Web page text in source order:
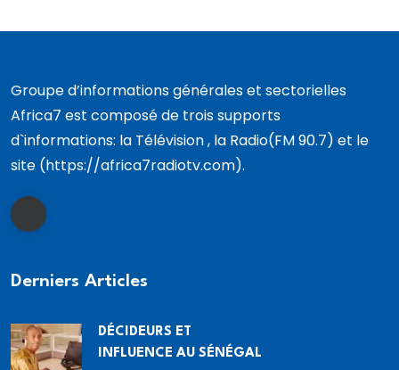
Groupe d’informations générales et sectorielles
Africa7 est composé de trois supports
d`informations: la Télévision , la Radio(FM 90.7) et le
site (https://africa7radiotv.com).
Derniers Articles
DÉCIDEURS ET
INFLUENCE AU SÉNÉGAL